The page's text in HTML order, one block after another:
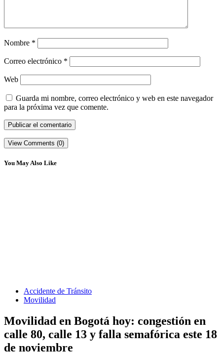
Nombre *
Correo electrónico *
Web
Guarda mi nombre, correo electrónico y web en este navegador
para la próxima vez que comente.
View Comments (0)
You May Also Like
Accidente de Tránsito
Movilidad
Movilidad en Bogotá hoy: congestión en
calle 80, calle 13 y falla semafórica este 18
de noviembre